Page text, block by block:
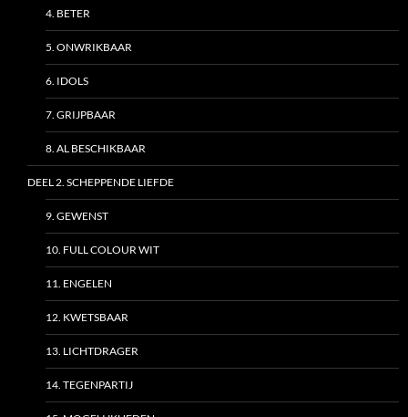
4. BETER
5. ONWRIKBAAR
6. IDOLS
7. GRIJPBAAR
8. AL BESCHIKBAAR
DEEL 2. SCHEPPENDE LIEFDE
9. GEWENST
10. FULL COLOUR WIT
11. ENGELEN
12. KWETSBAAR
13. LICHTDRAGER
14. TEGENPARTIJ